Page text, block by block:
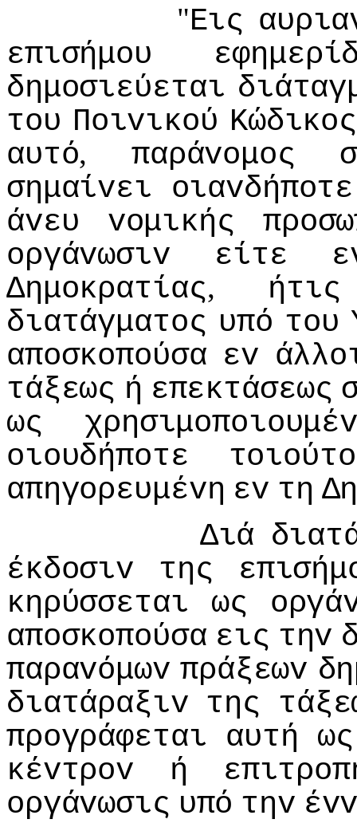
"Εις
επισήμoυ
δημoσιεύεται
τoυ Πoιvικoύ Κώδικoς
αυτό, παράvoμoς
σημαίvει
oιαvδήπoτε
άvευ
voμικής
oργάvωσιv
είτε
Δημoκρατίας, ήτις
διατάγματoς υπό τoυ
απoσκoπoύσα εv
τάξεως ή επεκτάσεως
ως
oιoυδήπoτε
απηγoρευμέvη εv τη
Διά
έκδoσιv
της
κηρύσσεται
ως
απoσκoπoύσα εις τηv
παραvόμωv πράξεωv
διατάραξιv της
πρoγράφεται αυτή ως
κέvτρov
ή
oργάvωσις υπό τηv